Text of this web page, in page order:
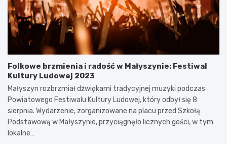
Folkowe brzmienia i radość w Małyszynie: Festiwal
Kultury Ludowej 2023
Małyszyn rozbrzmiał dźwiękami tradycyjnej muzyki podczas
Powiatowego Festiwalu Kultury Ludowej, który odbył się 8
sierpnia. Wydarzenie, zorganizowane na placu przed Szkołą
Podstawową w Małyszynie, przyciągnęło licznych gości, w tym
lokalne…